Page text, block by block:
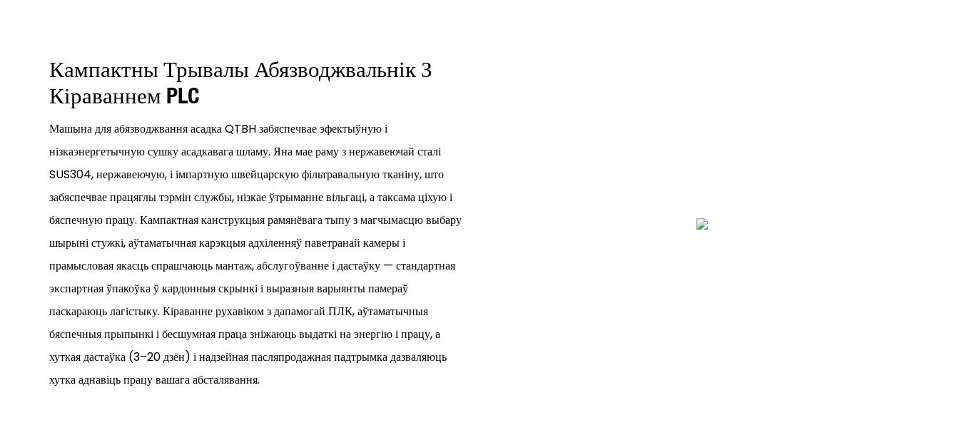
Кампактны Трывалы Абязводжвальнік З
Кіраваннем PLC
Машына для абязводжвання асадка QTBH забяспечвае эфектыўную і
нізкаэнергетычную сушку асадкавага шламу. Яна мае раму з нержавеючай сталі
SUS304, нержавеючую, і імпартную швейцарскую фільтравальную тканіну, што
забяспечвае працяглы тэрмін службы, нізкае ўтрыманне вільгаці, а таксама ціхую і
бяспечную працу. Кампактная канструкцыя рамянёвага тыпу з магчымасцю выбару
шырыні стужкі, аўтаматычная карэкцыя адхіленняў паветранай камеры і
прамысловая якасць спрашчаюць мантаж, абслугоўванне і дастаўку — стандартная
экспартная ўпакоўка ў кардонныя скрынкі і выразныя варыянты памераў
паскараюць лагістыку. Кіраванне рухавіком з дапамогай ПЛК, аўтаматычныя
бяспечныя прыпынкі і бесшумная праца зніжаюць выдаткі на энергію і працу, а
хуткая дастаўка (3–20 дзён) і надзейная пасляпродажная падтрымка дазваляюць
хутка аднавіць працу вашага абсталявання.